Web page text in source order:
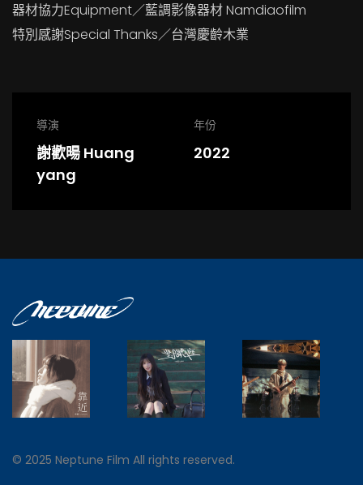
器材協力Equipment／藍調影像器材 Namdiaofilm
特別感謝Special Thanks／台灣慶齡木業
導演
謝歡暘 Huang
yang
年份
2022
© 2025 Neptune Film All rights reserved.